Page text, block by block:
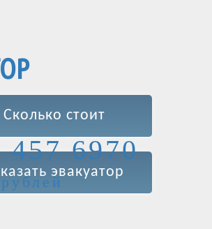
457 6970
Сколько стоит
эвакуатор